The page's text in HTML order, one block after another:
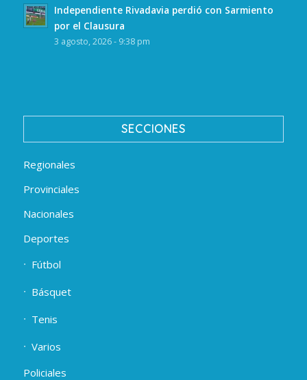
Independiente Rivadavia perdió con Sarmiento
por el Clausura
3 agosto, 2026 - 9:38 pm
SECCIONES
Regionales
Provinciales
Nacionales
Deportes
Fútbol
Básquet
Tenis
Varios
Policiales